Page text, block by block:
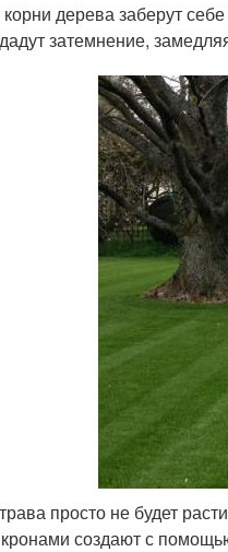
дерева заберут
затемнение,
просто не будет
кронами создают с